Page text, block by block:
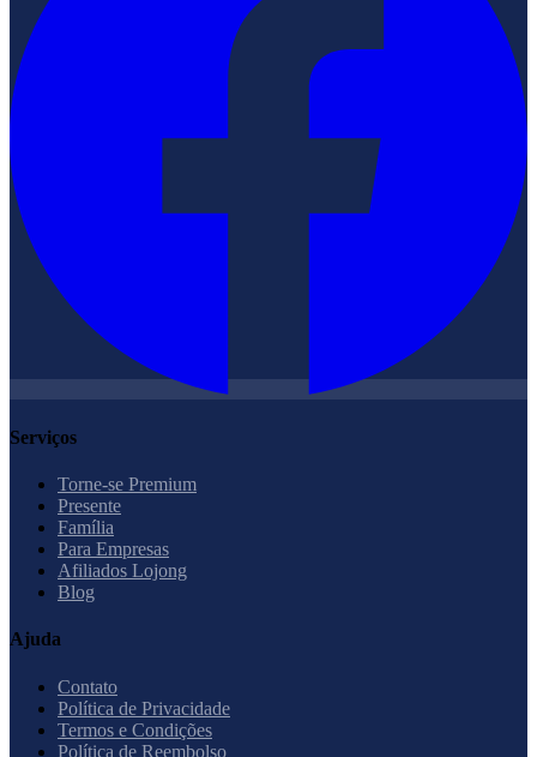
Serviços
Torne-se Premium
Presente
Família
Para Empresas
Afiliados Lojong
Blog
Ajuda
Contato
Política de Privacidade
Termos e Condições
Política de Reembolso